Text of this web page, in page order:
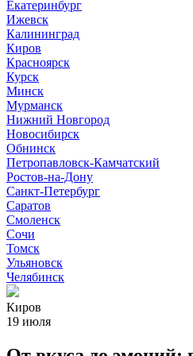
Екатеринбург
Ижевск
Калининград
Киров
Красноярск
Курск
Минск
Мурманск
Нижний Новгород
Новосибирск
Обнинск
Петропавловск-Камчатский
Ростов-на-Дону
Санкт-Петербург
Саратов
Смоленск
Сочи
Томск
Ульяновск
Челябинск
Киров
19 июля